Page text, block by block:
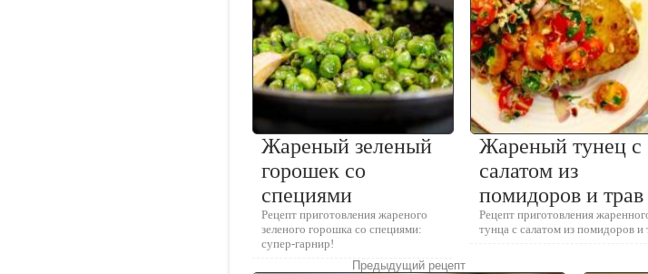
Жареный зеленый
горошек со
специями
Рецепт приготовления жареного
зеленого горошка со специями:
супер-гарнир!
Жареный тунец с
салатом из
помидоров и трав
Рецепт приготовления
тунца с салатом из помидоров и
Предыдущий рецепт